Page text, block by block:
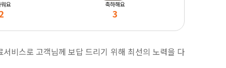
요 축하해요
3
비스로 고객님께 보답 드리기 위해 최선의 노력을 다